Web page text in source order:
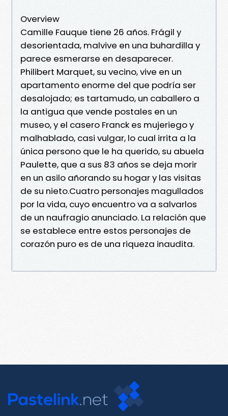
Overview
Camille Fauque tiene 26 años. Frágil y
desorientada, malvive en una buhardilla y
parece esmerarse en desaparecer.
Philibert Marquet, su vecino, vive en un
apartamento enorme del que podría ser
desalojado; es tartamudo, un caballero a
la antigua que vende postales en un
museo, y el casero Franck es mujeriego y
malhablado, casi vulgar, lo cual irrita a la
única persono que le ha querido, su abuela
Paulette, que a sus 83 años se deja morir
en un asilo añorando su hogar y las visitas
de su nieto.Cuatro personajes magullados
por la vida, cuyo encuentro va a salvarlos
de un naufragio anunciado. La relación que
se establece entre estos personajes de
corazón puro es de una riqueza inaudita.